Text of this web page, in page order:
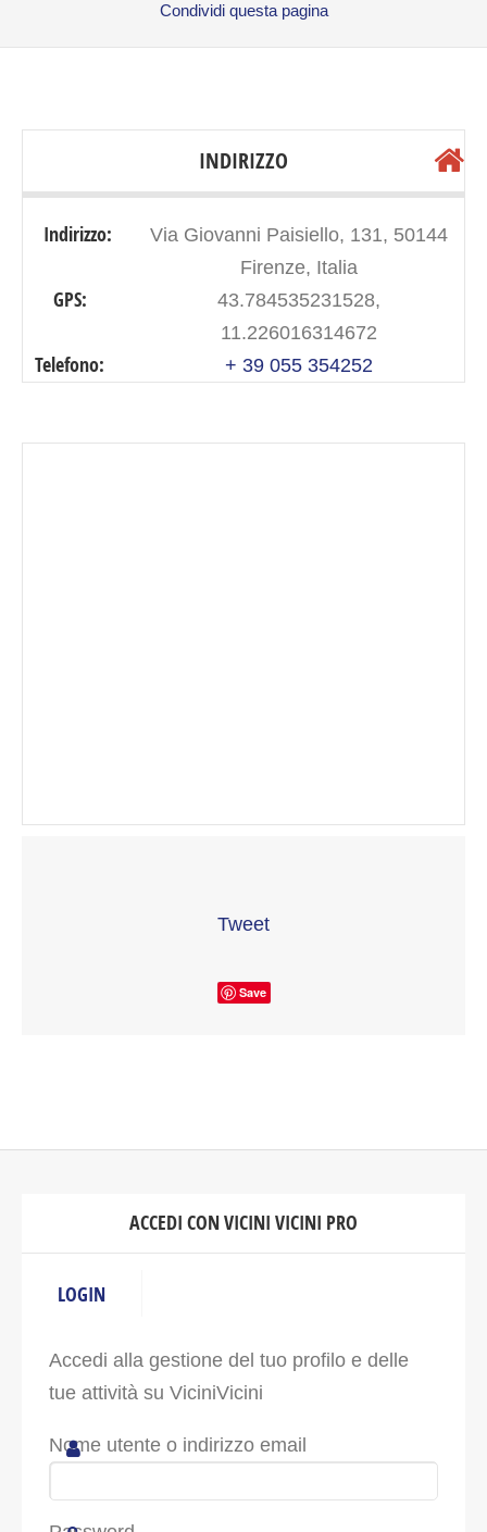
Condividi questa pagina
INDIRIZZO
Indirizzo:
Via Giovanni Paisiello, 131, 50144
Firenze, Italia
GPS:
43.784535231528,
11.226016314672
Telefono: + 39 055 354252
Tweet
Save
ACCEDI CON VICINI VICINI PRO
LOGIN
Accedi alla gestione del tuo profilo e delle
tue attività su ViciniVicini
Nome utente o indirizzo email